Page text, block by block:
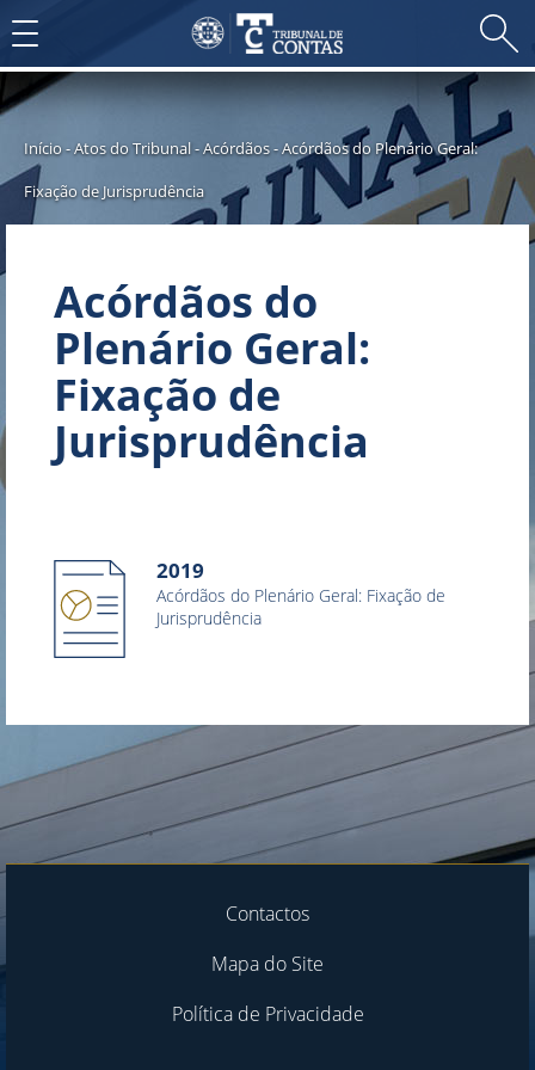
Toggle
navigation
Início-Atos do Tribunal-Acórdãos-Acórdãos do Plenário Geral:
Fixação de Jurisprudência
Acórdãos do
Plenário Geral:
Fixação de
Jurisprudência
2019
Acórdãos do Plenário Geral: Fixação de
Jurisprudência
Contactos
Mapa do Site
Política de Privacidade